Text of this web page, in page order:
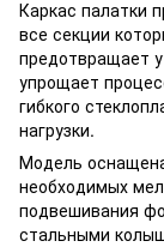
Каркас палатки
все секции
предотвращает
упрощает
гибкого
нагрузки.
Модель
необходимых
подвешивания
стальными